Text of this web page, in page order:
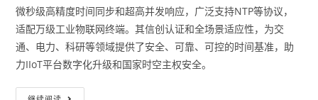
微秒级高精度时间同步和超高并发响应，广泛支持NTP等协议，
适配万级工业物联网终端。其信创认证和全场景适应性，为交
通、电力、科研等领域提供了安全、可靠、可控的时间基准，助
力IIoT平台数字化升级和国家时空主权安全。